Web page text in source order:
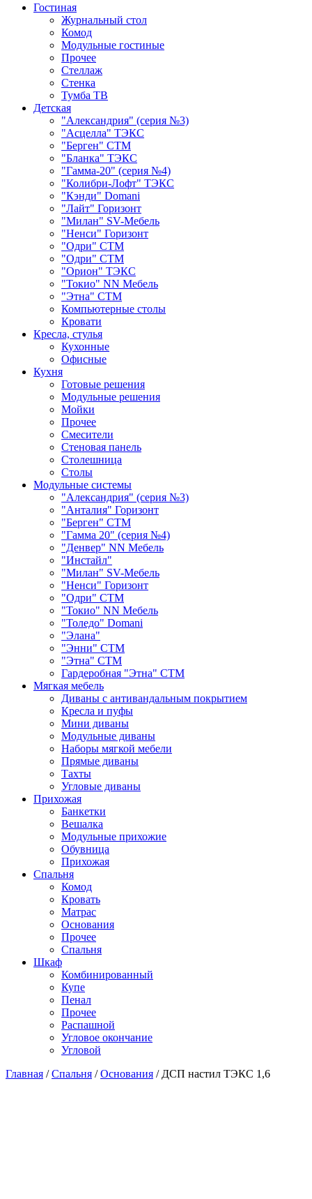
Гостиная
Журнальный стол
Комод
Модульные гостиные
Прочее
Стеллаж
Стенка
Тумба ТВ
Детская
"Александрия" (серия №3)
"Асцелла" ТЭКС
"Берген" СТМ
"Бланка" ТЭКС
"Гамма-20" (серия №4)
"Колибри-Лофт" ТЭКС
"Кэнди" Domani
"Лайт" Горизонт
"Милан" SV-Мебель
"Ненси" Горизонт
"Одри" СТМ
"Одри" СТМ
"Орион" ТЭКС
"Токио" NN Мебель
"Этна" СТМ
Компьютерные столы
Кровати
Кресла, стулья
Кухонные
Офисные
Кухня
Готовые решения
Модульные решения
Мойки
Прочее
Смесители
Стеновая панель
Столешница
Столы
Модульные системы
"Александрия" (серия №3)
"Анталия" Горизонт
"Берген" СТМ
"Гамма 20" (серия №4)
"Денвер" NN Мебель
"Инстайл"
"Милан" SV-Мебель
"Ненси" Горизонт
"Одри" СТМ
"Токио" NN Мебель
"Толедо" Domani
"Элана"
"Энни" СТМ
"Этна" СТМ
Гардеробная "Этна" СТМ
Мягкая мебель
Диваны с антивандальным покрытием
Кресла и пуфы
Мини диваны
Модульные диваны
Наборы мягкой мебели
Прямые диваны
Тахты
Угловые диваны
Прихожая
Банкетки
Вешалка
Модульные прихожие
Обувница
Прихожая
Спальня
Комод
Кровать
Матраc
Основания
Прочее
Спальня
Шкаф
Комбинированный
Купе
Пенал
Прочее
Распашной
Угловое окончание
Угловой
Главная /Спальня /Основания / ДСП настил ТЭКС 1,6